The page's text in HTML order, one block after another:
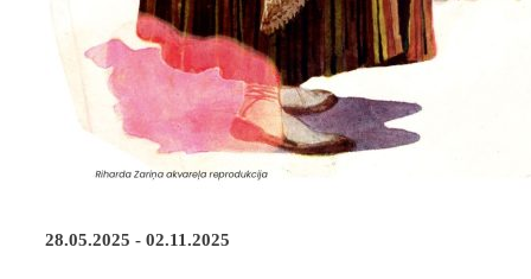
28.05.2025 - 02.11.2025